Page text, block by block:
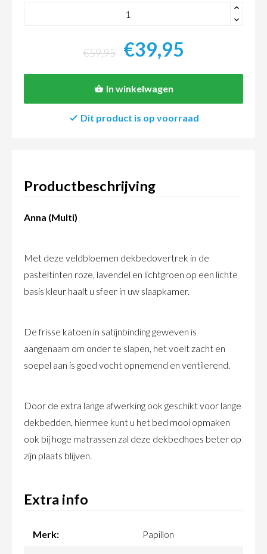
Productbeschrijving
Anna (Multi)
Met deze veldbloemen dekbedovertrek in de
pasteltinten roze, lavendel en lichtgroen op een lichte
basis kleur haalt u sfeer in uw slaapkamer.
De frisse katoen in satijnbinding geweven is
aangenaam om onder te slapen, het voelt zacht en
soepel aan is goed vocht opnemend en ventilerend.
Door de extra lange afwerking ook geschikt voor lange
dekbedden, hiermee kunt u het bed mooi opmaken
ook bij hoge matrassen zal deze dekbedhoes beter op
zijn plaats blijven.
Extra info
Merk: Papillon
+
-
€59,95 €39,95
In winkelwagen
Dit product is op voorraad